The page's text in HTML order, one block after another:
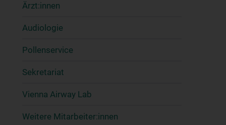
Ärzt:innen
Audiologie
Pollenservice
Sekretariat
Vienna Airway Lab
Weitere Mitarbeiter:innen